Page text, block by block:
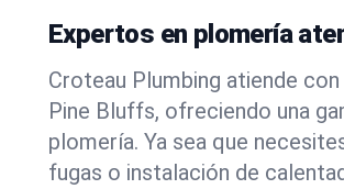
Expertos en plomería
Croteau Plumbing atiende
Pine Bluffs, ofreciendo una
plomería. Ya sea que
fugas o instalación de